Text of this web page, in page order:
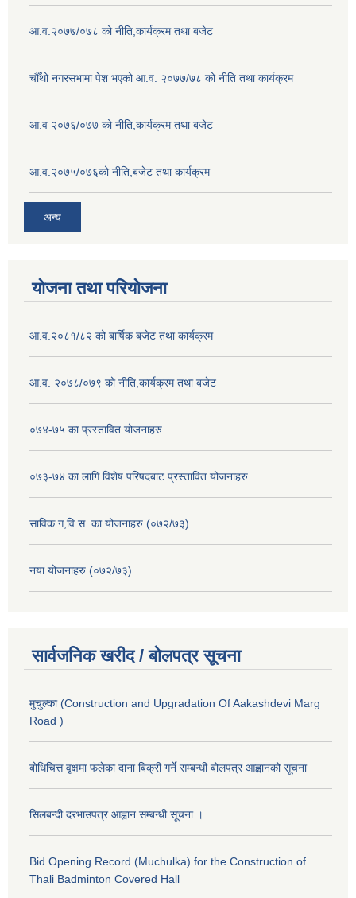
आ.व.२०७७/०७८ को नीति,कार्यक्रम तथा बजेट
चौँथो नगरसभामा पेश भएको आ.व. २०७७/७८ को नीति तथा कार्यक्रम
आ.व २०७६/०७७ को नीति,कार्यक्रम तथा बजेट
आ.व.२०७५/०७६को नीति,बजेट तथा कार्यक्रम
अन्य
योजना तथा परियोजना
आ.व.२०८१/८२ को बार्षिक बजेट तथा कार्यक्रम
आ.व. २०७८/०७९ को नीति,कार्यक्रम तथा बजेट
०७४-७५ का प्रस्तावित योजनाहरु
०७३-७४ का लागि विशेष परिषदबाट प्रस्तावित योजनाहरु
साविक ग,वि.स. का योजनाहरु (०७२/७३)
नया योजनाहरु (०७२/७३)
सार्वजनिक खरीद / बोलपत्र सूचना
मुचुल्का (Construction and Upgradation Of Aakashdevi Marg
Road )
बोधिचित्त वृक्षमा फलेका दाना बिक्री गर्ने सम्बन्धी बोलपत्र आह्वानको सूचना
सिलबन्दी दरभाउपत्र आह्वान सम्बन्धी सूचना ।
Bid Opening Record (Muchulka) for the Construction of
Thali Badminton Covered Hall